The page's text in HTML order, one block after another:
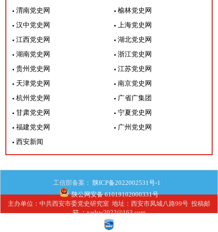
渭南党史网
榆林党史网
汉中党史网
上海党史网
江西党史网
湖北党史网
湖南党史网
浙江党史网
贵州党史网
江苏党史网
天津党史网
南京党史网
杭州党史网
广省广集团
甘肃党史网
宁夏党史网
福建党史网
广州党史网
西安新闻
工信部备案： 陕ICP备2022002531号-1
陕公网安备 61019102000331号
主办单位：中共西安市委党史研究室 地址：西安市凤城八路99号 投稿邮
箱 ：xadsw2022@163.com